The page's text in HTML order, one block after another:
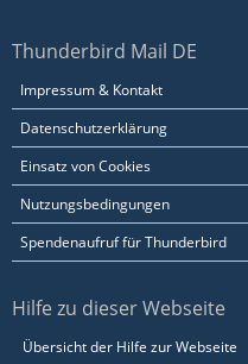
Thunderbird Mail DE
Impressum & Kontakt
Datenschutzerklärung
Einsatz von Cookies
Nutzungsbedingungen
Spendenaufruf für Thunderbird
Hilfe zu dieser Webseite
Übersicht der Hilfe zur Webseite